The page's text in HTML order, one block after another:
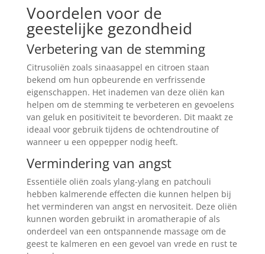
Voordelen voor de
geestelijke gezondheid
Verbetering van de stemming
Citrusoliën zoals sinaasappel en citroen staan
bekend om hun opbeurende en verfrissende
eigenschappen. Het inademen van deze oliën kan
helpen om de stemming te verbeteren en gevoelens
van geluk en positiviteit te bevorderen. Dit maakt ze
ideaal voor gebruik tijdens de ochtendroutine of
wanneer u een oppepper nodig heeft.
Vermindering van angst
Essentiële oliën zoals ylang-ylang en patchouli
hebben kalmerende effecten die kunnen helpen bij
het verminderen van angst en nervositeit. Deze oliën
kunnen worden gebruikt in aromatherapie of als
onderdeel van een ontspannende massage om de
geest te kalmeren en een gevoel van vrede en rust te